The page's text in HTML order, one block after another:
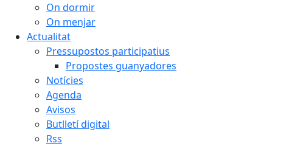
On dormir
On menjar
Actualitat
Pressupostos participatius
Propostes guanyadores
Notícies
Agenda
Avisos
Butlletí digital
Rss